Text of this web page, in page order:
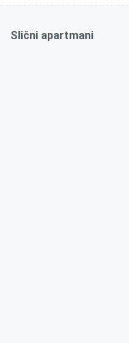
Slični apartmani
55€
Rodman 22